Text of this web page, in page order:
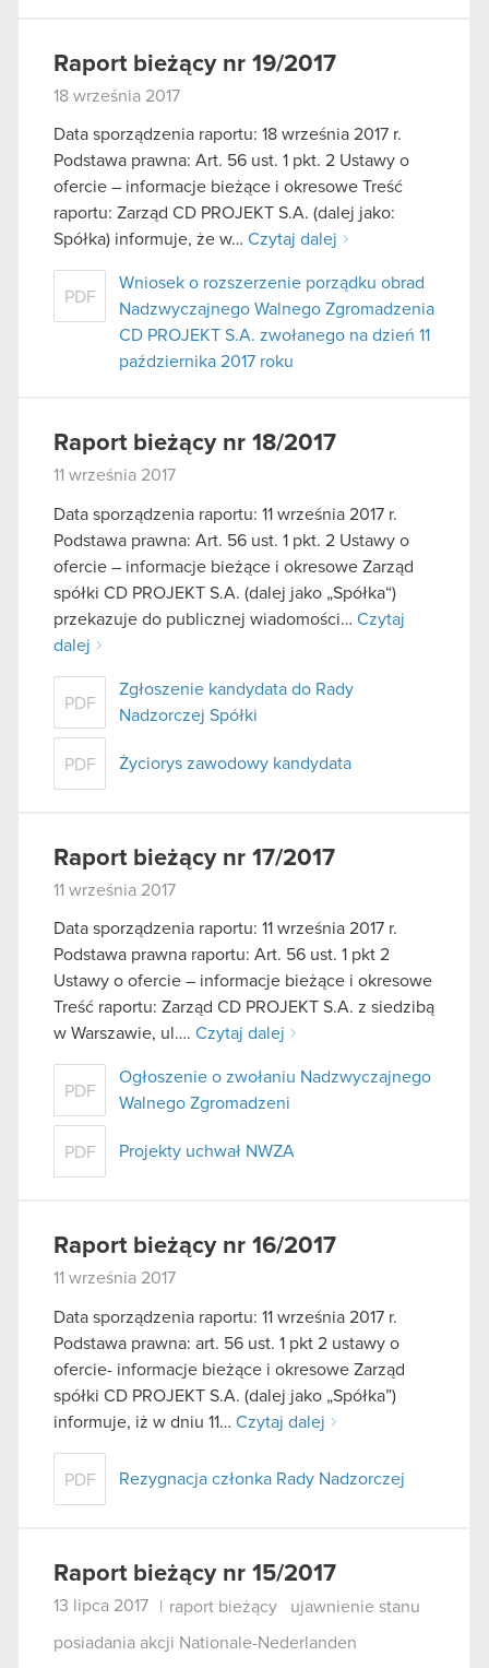
Raport bieżący nr 19/2017
18 września 2017
Data sporządzenia raportu: 18 września 2017 r.
Podstawa prawna: Art. 56 ust. 1 pkt. 2 Ustawy o
ofercie – informacje bieżące i okresowe Treść
raportu: Zarząd CD PROJEKT S.A. (dalej jako:
Spółka) informuje, że w… Czytaj dalej
PDF
Wniosek o rozszerzenie porządku obrad
Nadzwyczajnego Walnego Zgromadzenia
CD PROJEKT S.A. zwołanego na dzień 11
października 2017 roku
Raport bieżący nr 18/2017
11 września 2017
Data sporządzenia raportu: 11 września 2017 r.
Podstawa prawna: Art. 56 ust. 1 pkt. 2 Ustawy o
ofercie – informacje bieżące i okresowe Zarząd
spółki CD PROJEKT S.A. (dalej jako „Spółka“)
przekazuje do publicznej wiadomości… Czytaj
dalej
PDF
Zgłoszenie kandydata do Rady
Nadzorczej Spółki
PDF Życiorys zawodowy kandydata
Raport bieżący nr 17/2017
11 września 2017
Data sporządzenia raportu: 11 września 2017 r.
Podstawa prawna raportu: Art. 56 ust. 1 pkt 2
Ustawy o ofercie – informacje bieżące i okresowe
Treść raportu: Zarząd CD PROJEKT S.A. z siedzibą
w Warszawie, ul…. Czytaj dalej
PDF
Ogłoszenie o zwołaniu Nadzwyczajnego
Walnego Zgromadzeni
PDF Projekty uchwał NWZA
Raport bieżący nr 16/2017
11 września 2017
Data sporządzenia raportu: 11 września 2017 r.
Podstawa prawna: art. 56 ust. 1 pkt 2 ustawy o
ofercie- informacje bieżące i okresowe Zarząd
spółki CD PROJEKT S.A. (dalej jako „Spółka”)
informuje, iż w dniu 11… Czytaj dalej
PDF Rezygnacja członka Rady Nadzorczej
Raport bieżący nr 15/2017
13 lipca 2017 raport bieżący ujawnienie stanu
posiadania akcji Nationale-Nederlanden